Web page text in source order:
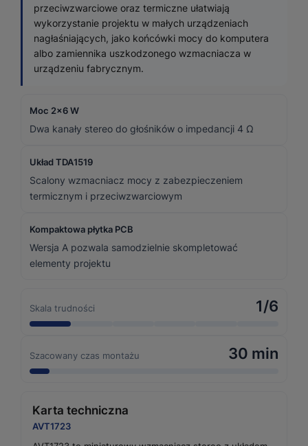
przeciwzwarciowe oraz termiczne ułatwiają
wykorzystanie projektu w małych urządzeniach
nagłaśniających, jako końcówki mocy do komputera
albo zamiennika uszkodzonego wzmacniacza w
urządzeniu fabrycznym.
Moc 2×6 W
Dwa kanały stereo do głośników o impedancji 4 Ω
Układ TDA1519
Scalony wzmacniacz mocy z zabezpieczeniem
termicznym i przeciwzwarciowym
Kompaktowa płytka PCB
Wersja A pozwala samodzielnie skompletować
elementy projektu
Skala trudności 1/6
Szacowany czas montażu 30 min
Karta techniczna
AVT1723